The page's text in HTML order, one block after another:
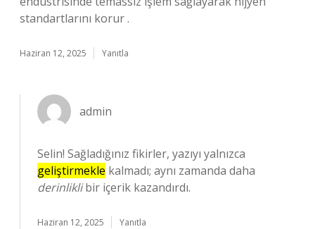
standartlarını korur .
Haziran 12, 2025 Yanıtla
admin
Selin! Sağladığınız fikirler, yazıyı yalnızca
geliştirmekle kalmadı; aynı zamanda daha
derinliklibir içerik kazandırdı.
Haziran 12, 2025 Yanıtla